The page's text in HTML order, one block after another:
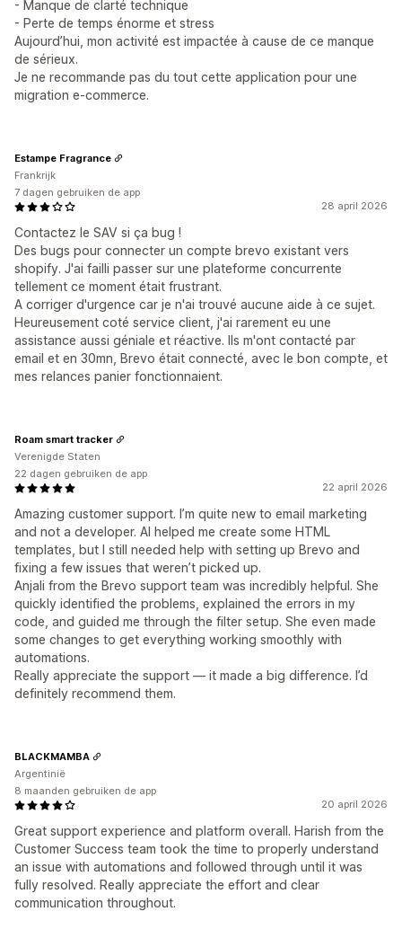
- Manque de clarté technique
- Perte de temps énorme et stress
Aujourd’hui, mon activité est impactée à cause de ce manque
de sérieux.
Je ne recommande pas du tout cette application pour une
migration e-commerce.
28 april 2026
Contactez le SAV si ça bug !
Des bugs pour connecter un compte brevo existant vers
shopify. J'ai failli passer sur une plateforme concurrente
tellement ce moment était frustrant.
A corriger d'urgence car je n'ai trouvé aucune aide à ce sujet.
Heureusement coté service client, j'ai rarement eu une
assistance aussi géniale et réactive. Ils m'ont contacté par
email et en 30mn, Brevo était connecté, avec le bon compte, et
mes relances panier fonctionnaient.
Estampe Fragrance
Frankrijk
7 dagen gebruiken de app
22 april 2026
Amazing customer support. I’m quite new to email marketing
and not a developer. AI helped me create some HTML
templates, but I still needed help with setting up Brevo and
fixing a few issues that weren’t picked up.
Anjali from the Brevo support team was incredibly helpful. She
quickly identified the problems, explained the errors in my
code, and guided me through the filter setup. She even made
some changes to get everything working smoothly with
automations.
Really appreciate the support — it made a big difference. I’d
definitely recommend them.
Roam smart tracker
Verenigde Staten
22 dagen gebruiken de app
20 april 2026
Great support experience and platform overall. Harish from the
Customer Success team took the time to properly understand
an issue with automations and followed through until it was
fully resolved. Really appreciate the effort and clear
communication throughout.
BLACKMAMBA
Argentinië
8 maanden gebruiken de app